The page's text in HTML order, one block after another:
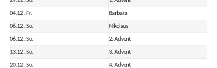
04.12., Fr. Barbara
06.12., So. Nikolaus
06.12., So. 2. Advent
13.12., So. 3. Advent
20.12., So. 4. Advent